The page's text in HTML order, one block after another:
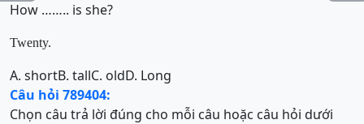
How …….. is she?
Twenty.
A. shortB. tallC. oldD. Long
Câu hỏi 789404:
Chọn câu trả lời đúng cho mỗi câu hoặc câu hỏi dưới